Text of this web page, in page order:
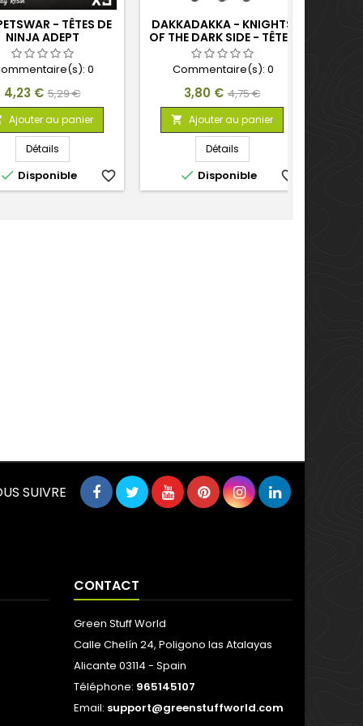
- TÊTES DE
NINJA ADEPT
0
Prix
4,23 € Prix
de
base
5,29 €
Ajouter au panier
Détails
 Disponible favorite_border
DAKKADAKKA - KNIGHTS
OF THE DARK SIDE - TÊTES
1:48
Commentaire(s): 0
Prix
3,80 € Prix
de
base
4,75 €
 Ajouter au panier
Détails
 Disponible favorite_border
SUIVRE
CONTACT
Green Stuff World
Calle Chelín 24, Poligono las Atalayas
Alicante 03114 - Spain
Téléphone: 965145107
Email: support@greenstuffworld.com